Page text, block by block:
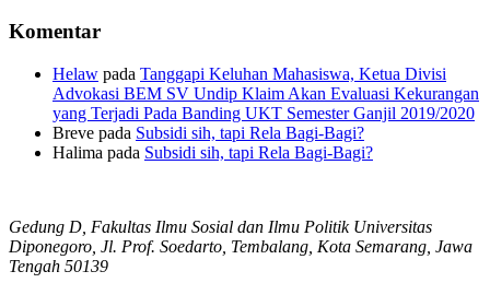
Komentar
Helaw pada Tanggapi Keluhan Mahasiswa, Ketua Divisi
Advokasi BEM SV Undip Klaim Akan Evaluasi Kekurangan
yang Terjadi Pada Banding UKT Semester Ganjil 2019/2020
Breve pada Subsidi sih, tapi Rela Bagi-Bagi?
Halima pada Subsidi sih, tapi Rela Bagi-Bagi?
Gedung D, Fakultas Ilmu Sosial dan Ilmu Politik Universitas
Diponegoro, Jl. Prof. Soedarto, Tembalang, Kota Semarang, Jawa
Tengah 50139